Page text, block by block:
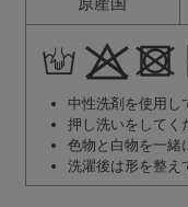
中性洗剤を使用し
押し洗いをしてく
色物と白物を一緒
洗濯後は形を整え